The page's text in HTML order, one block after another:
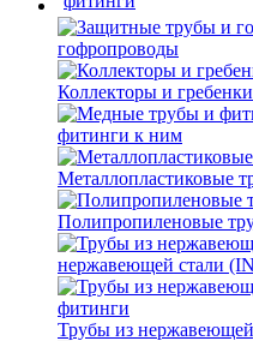
гофропроводы
Коллекторы и
фитинги к ним
Металлопластиковые
Полипропиленовые
нержавеющей стали
Трубы из